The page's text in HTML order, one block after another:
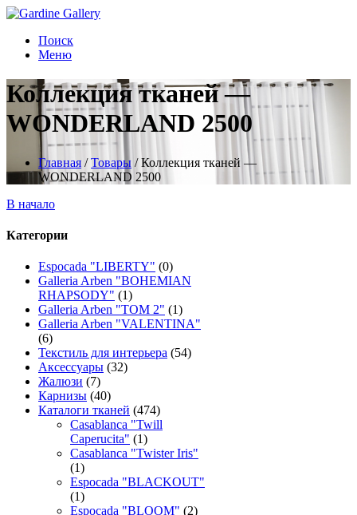
Поиск
Меню
Коллекция тканей —
WONDERLAND 2500
Главная /Товары /Коллекция тканей —
WONDERLAND 2500
В начало
Категории
Espocada "LIBERTY" (0)
Galleria Arben "BOHEMIAN
RHAPSODY" (1)
Galleria Arben "TOM 2" (1)
Galleria Arben "VALENTINA"
(6)
Текстиль для интерьера (54)
Аксессуары (32)
Жалюзи (7)
Карнизы (40)
Каталоги тканей (474)
Casablanca "Twill
Caperucita" (1)
Casablanca "Twister Iris"
(1)
Espocada "BLACKOUT"
(1)
Espocada "BLOOM" (2)